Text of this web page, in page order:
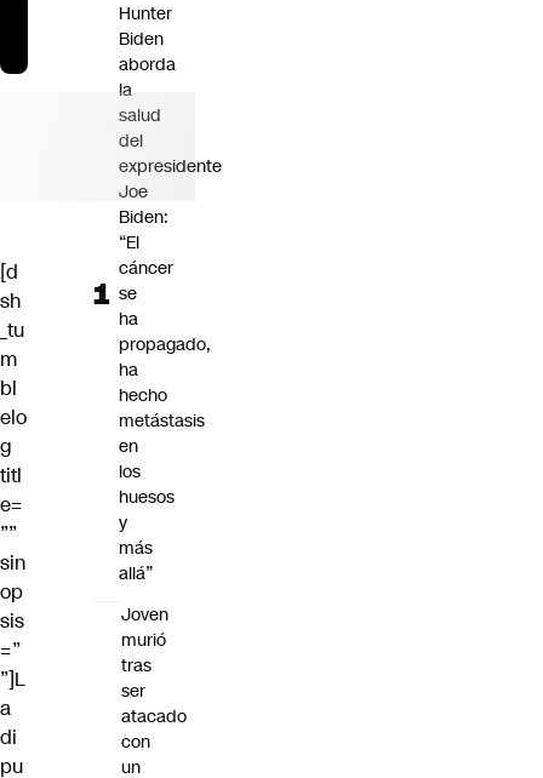
[d
sh
_tu
m
bl
elo
g
titl
e=
””
sin
op
sis
=”
”]L
a
di
pu
Hunter
Biden
aborda
la
salud
del
expresidente
Joe
Biden:
“El
cáncer
se
ha
propagado,
ha
hecho
metástasis
en
los
huesos
y
más
allá”
Joven
murió
tras
ser
atacado
con
un